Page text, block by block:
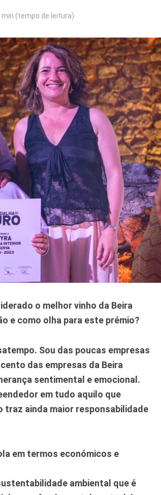
min (tempo de leitura)
o melhor vinho da Beira
e como olha para este prémio?
Sou das poucas empresas
das empresas da Beira
sentimental e emocional.
em tudo aquilo que
traz ainda maior responsabilidade
em termos económicos e
ambiental que é